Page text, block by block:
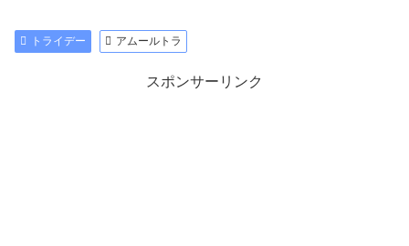
トライデー アムールトラ
スポンサーリンク